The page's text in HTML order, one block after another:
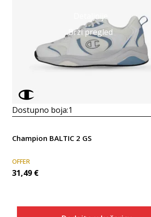
Detaljnije
Brzi pregled
Dostupno boja:1
Champion BALTIC 2 GS
OFFER
31,49 €